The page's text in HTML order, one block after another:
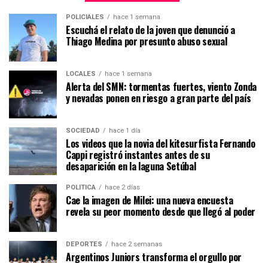
POLICIALES hace 1 semana
Escuchá el relato de la joven que denunció a
Thiago Medina por presunto abuso sexual
LOCALES hace 1 semana
Alerta del SMN: tormentas fuertes, viento Zonda
y nevadas ponen en riesgo a gran parte del país
SOCIEDAD hace 1 día
Los videos que la novia del kitesurfista Fernando
Cappi registró instantes antes de su
desaparición en la laguna Setúbal
POLÍTICA hace 2 días
Cae la imagen de Milei: una nueva encuesta
revela su peor momento desde que llegó al poder
DEPORTES hace 2 semanas
Argentinos Juniors transforma el orgullo por